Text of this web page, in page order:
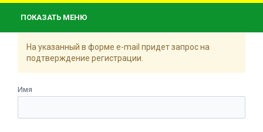
ПОКАЗАТЬ МЕНЮ
На указанный в форме e-mail придет запрос на
подтверждение регистрации.
Имя